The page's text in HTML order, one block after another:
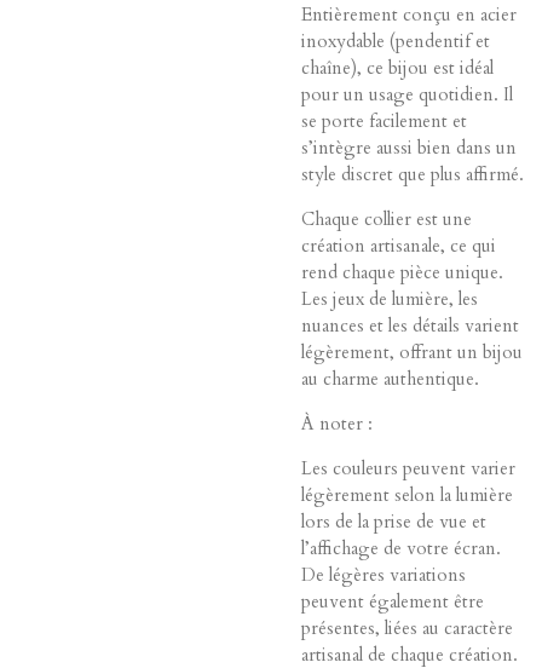
Entièrement conçu en acier
inoxydable (pendentif et
chaîne), ce bijou est idéal
pour un usage quotidien. Il
se porte facilement et
s’intègre aussi bien dans un
style discret que plus affirmé.
Chaque collier est une
création artisanale, ce qui
rend chaque pièce unique.
Les jeux de lumière, les
nuances et les détails varient
légèrement, offrant un bijou
au charme authentique.
À noter :
Les couleurs peuvent varier
légèrement selon la lumière
lors de la prise de vue et
l’affichage de votre écran.
De légères variations
peuvent également être
présentes, liées au caractère
artisanal de chaque création.